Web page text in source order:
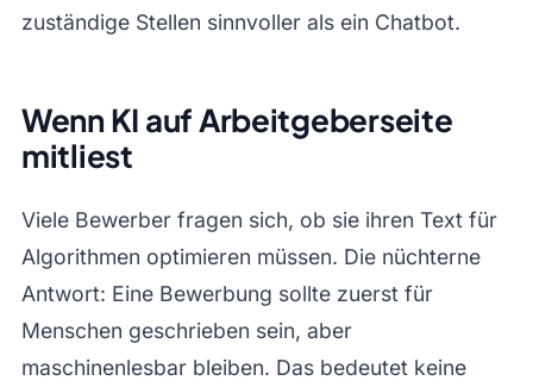
zuständige Stellen sinnvoller als ein Chatbot.
Wenn KI auf Arbeitgeberseite
mitliest
Viele Bewerber fragen sich, ob sie ihren Text für
Algorithmen optimieren müssen. Die nüchterne
Antwort: Eine Bewerbung sollte zuerst für
Menschen geschrieben sein, aber
maschinenlesbar bleiben. Das bedeutet keine